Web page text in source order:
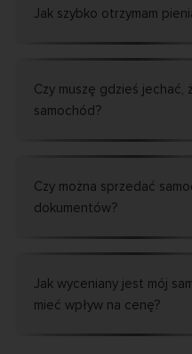
Jak szybko otrzymam
Czy muszę gdzieś jechać,
samochód?
Czy można sprzedać
dokumentów?
Jak wyceniany jest mój
mieć wpływ na cenę?